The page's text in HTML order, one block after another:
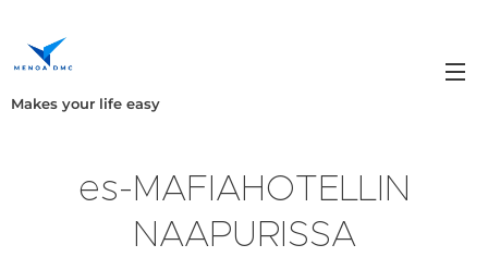
Makes your life easy
es-MAFIAHOTELLIN
NAAPURISSA